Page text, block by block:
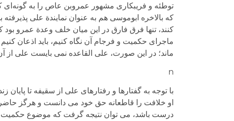
توطئه و فریبکاری مشهور عمروبن عاص را به گونه‌ای
که بالاخره ابوموسی هم به عنوان نمایندة علی
کنند، تنها فرق فارق در این میان خلف وعدة عمرو بود
ماجرای حکمیت و فرجام آن نگاه کنیم، باید اذعان
ماند؛ در این صورت، علی القاعده نمی بایست علی از
n
با توجه به گفتارها و رفتارهای علی از سقیفه تا
او خلافت را قاطعانه حق خود می دانست و هرگز حاضر
درست باشد، می توان نتیجه گرفت که موضوع حکمیت